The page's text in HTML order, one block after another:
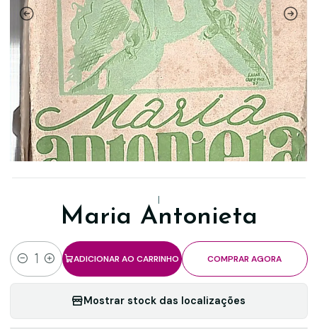
|
Maria Antonieta
Quantidade
ADICIONAR AO CARRINHO COMPRAR AGORA
Mostrar stock das localizações